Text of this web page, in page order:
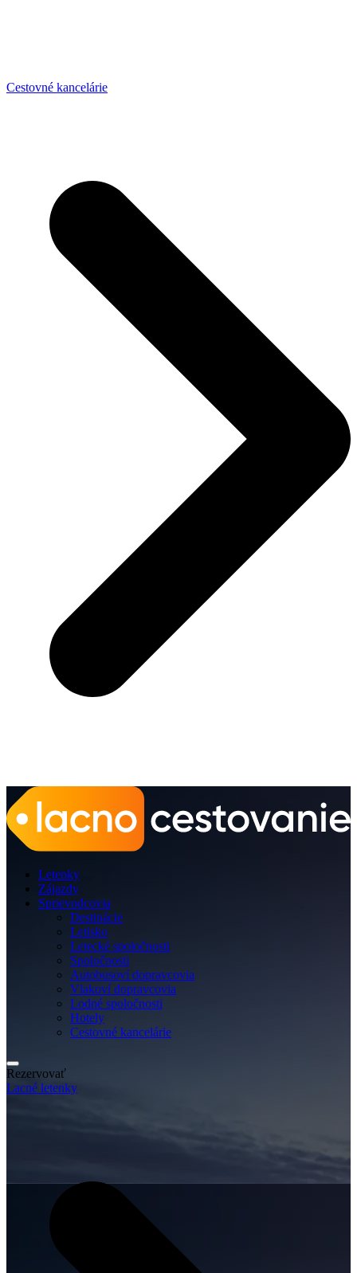
Cestovné kancelárie
Letenky
Zájazdy
Sprievodcovia
Destinácie
Letisko
Letecké spoločnosti
Spoločnosti
Autobusoví dopravcovia
Vlakoví dopravcovia
Lodné spoločnosti
Hotely
Cestovné kancelárie
Rezervovať
Lacné letenky